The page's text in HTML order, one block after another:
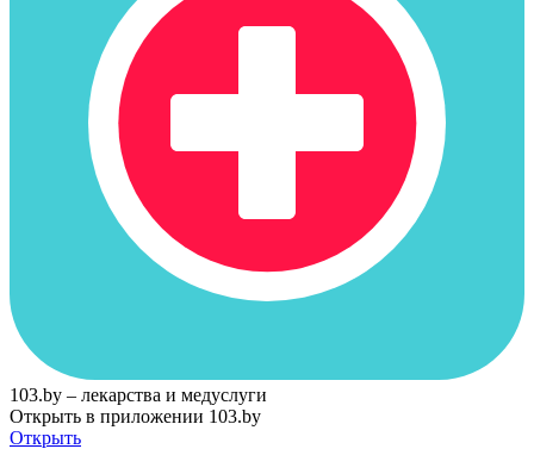
103.by – лекарства и медуслуги
Открыть в приложении 103.by
Открыть